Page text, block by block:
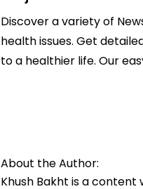
Discover a variety of
health issues. Get
to a healthier life. Our
About the Author:
Khush Bakht is a